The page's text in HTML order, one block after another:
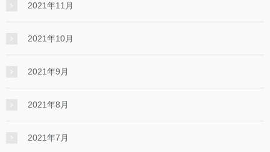
2021年11月
2021年10月
2021年9月
2021年8月
2021年7月